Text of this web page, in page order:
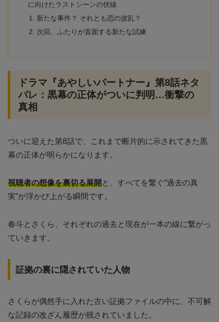
に向けたラストシーンの伏線
新たな事件？ それとも恋の波乱？
次回、ふたりが直面する新たな試練
ドラマ『あやしいパートナー』第8話ネタ
バレ：黒幕の正体がついに判明…衝撃の
真相
ついに迎えた第8話で、これまで断片的に示されてきた黒
幕の正体が明らかになります。
視聴者の想像を裏切る展開と、すべてを繋ぐ“過去の真
実”が浮かび上がる瞬間です。
春斗とさくら、それぞれの過去と現在が一本の線に繋がっ
ていきます。
証拠の裏に隠されていた人物
さくらが偶然手に入れた古い証拠ファイルの中に、不可解
な記録の改ざん履歴が残されていました。